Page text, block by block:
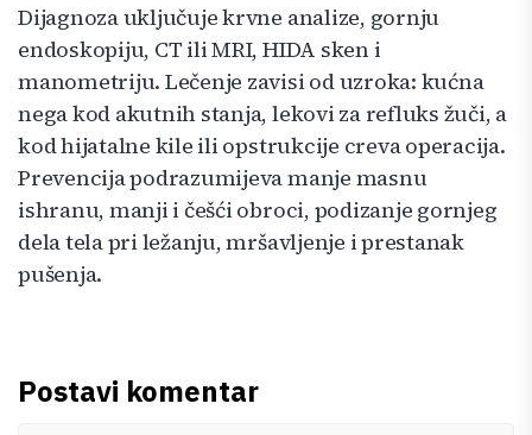
Dijagnoza uključuje krvne analize, gornju
endoskopiju, CT ili MRI, HIDA sken i
manometriju. Lečenje zavisi od uzroka: kućna
nega kod akutnih stanja, lekovi za refluks žuči, a
kod hijatalne kile ili opstrukcije creva operacija.
Prevencija podrazumijeva manje masnu
ishranu, manji i češći obroci, podizanje gornjeg
dela tela pri ležanju, mršavljenje i prestanak
pušenja.
Postavi komentar